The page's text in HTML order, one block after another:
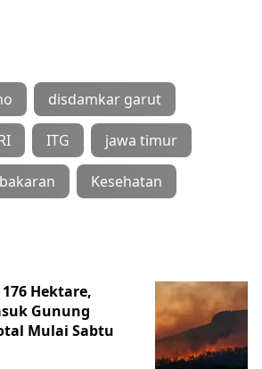
disdamkar garut
ITG jawa timur
Kesehatan
Hektare,
Gunung
Mulai Sabtu